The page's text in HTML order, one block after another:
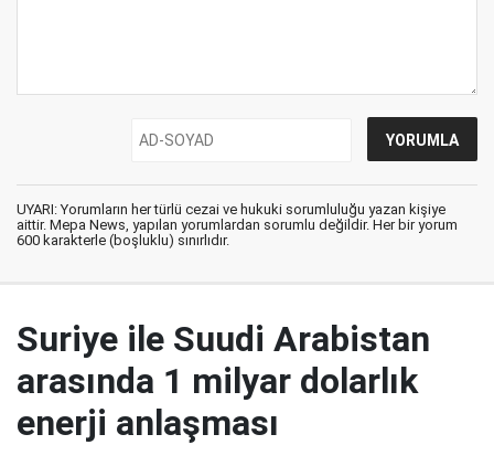
UYARI: Yorumların her türlü cezai ve hukuki sorumluluğu yazan kişiye
aittir. Mepa News, yapılan yorumlardan sorumlu değildir. Her bir yorum
600 karakterle (boşluklu) sınırlıdır.
Suriye ile Suudi Arabistan
arasında 1 milyar dolarlık
enerji anlaşması